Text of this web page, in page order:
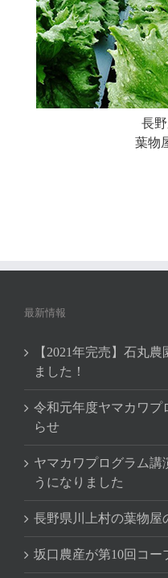
長
葉物
最新情報
【2021年完売】石丸
ました！
令和元年度ヤマカワプ
らせ
ヤマカワプログラム講
うになりました
長野県川上村の葉物屋
坂口農産が第10回コー